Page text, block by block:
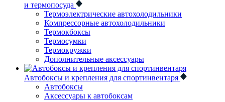
и термопосуда
Термоэлектрические автохолодильники
Компрессорные автохолодильники
Термокбоксы
Термосумки
Термокружки
Дополнительные аксессуары
Автобоксы и крепления для спортинвентаря
Автобоксы
Аксессуары к автобоксам